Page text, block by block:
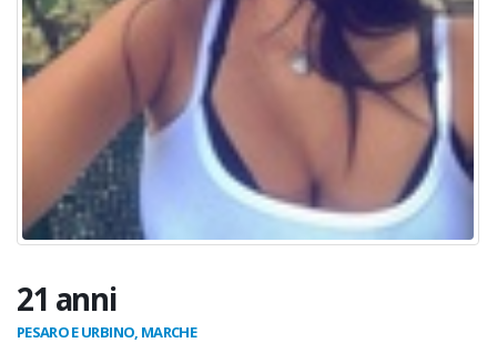
21 anni
PESARO E URBINO, MARCHE